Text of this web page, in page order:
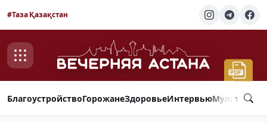
#Таза Қазақстан
БлагоустройствоГорожанеЗдоровьеИнтервью